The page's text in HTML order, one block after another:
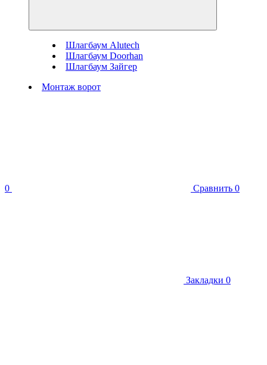
Шлагбаум Alutech
Шлагбаум Doorhan
Шлагбаум Зайгер
Монтаж ворот
0 Сравнить 0
Закладки 0